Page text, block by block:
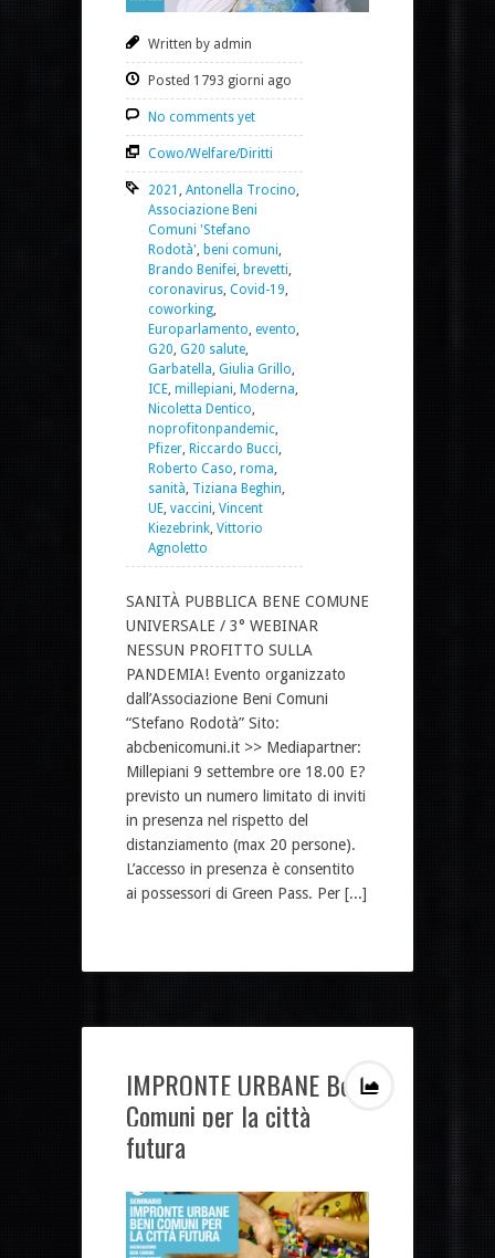
Written by admin
Posted 1793 giorni ago
No comments yet
Cowo/Welfare/Diritti
2021 , Antonella Trocino,
Associazione Beni
Comuni 'Stefano
Rodotà', beni comuni,
Brando Benifei, brevetti,
coronavirus, Covid-19,
coworking,
Europarlamento, evento,
G20, G20 salute,
Garbatella, Giulia Grillo,
ICE, millepiani, Moderna,
Nicoletta Dentico,
noprofitonpandemic,
Pfizer, Riccardo Bucci,
Roberto Caso, roma,
sanità, Tiziana Beghin,
UE, vaccini, Vincent
Kiezebrink, Vittorio
Agnoletto
SANITÀ PUBBLICA BENE COMUNE
UNIVERSALE / 3° WEBINAR
NESSUN PROFITTO SULLA
PANDEMIA! Evento organizzato
dall’Associazione Beni Comuni
“Stefano Rodotà” Sito:
abcbenicomuni.it >> Mediapartner:
Millepiani 9 settembre ore 18.00 E?
previsto un numero limitato di inviti
in presenza nel rispetto del
distanziamento (max 20 persone).
L’accesso in presenza è consentito
ai possessori di Green Pass. Per [...]
IMPRONTE URBANE Beni
Comuni per la città
futura